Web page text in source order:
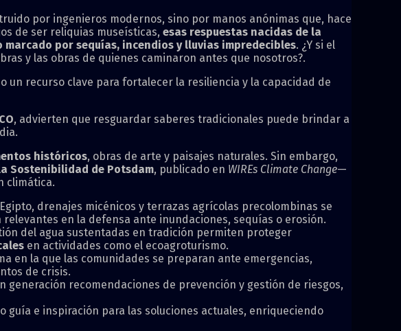
por ingenieros modernos, sino por manos anónimas que, hace
de ser reliquias museísticas, esas respuestas nacidas de la
por sequías, incendios y lluvias impredecibles. ¿Y si el
y las obras de quienes caminaron antes que nosotros?.
un recurso clave para fortalecer la resiliencia y la capacidad de
, advierten que resguardar saberes tradicionales puede brindar a
históricos, obras de arte y paisajes naturales. Sin embargo,
Sostenibilidad de Potsdam, publicado en WIREs Climate Change—
climática.
drenajes micénicos y terrazas agrícolas precolombinas se
en la defensa ante inundaciones, sequías o erosión.
del agua sustentadas en tradición permiten proteger
en actividades como el ecoagroturismo.
en la que las comunidades se preparan ante emergencias,
de crisis.
recomendaciones de prevención y gestión de riesgos,
guía e inspiración para las soluciones actuales, enriqueciendo